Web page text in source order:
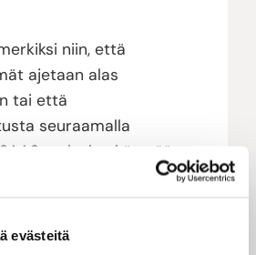
evästeitä
niin, että
ajetaan alas
tai että
seuraamalla
palvelun käyttöä sen
edullista sähköä on
Muutetaan